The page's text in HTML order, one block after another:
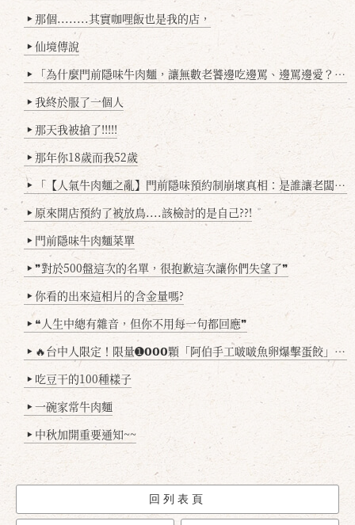
▶ 那個........其實咖哩飯也是我的店，
▶ 仙境傳說
▶ 「為什麼門前隱味牛肉麵，讓無數老饕邊吃邊罵、邊罵邊愛？小辣雞揭密！」
▶ 我終於服了一個人
▶ 那天我被搶了!!!!!
▶ 那年你18歲而我52歲
▶ 「【人氣牛肉麵之亂】門前隱味預約制崩壞真相：是誰讓老闆心灰意冷？」
▶ 原來開店預約了被放鳥....該檢討的是自己??!
▶ 門前隱味牛肉麵菜單
▶ ❞對於500盤這次的名單，很抱歉這次讓你們失望了❞
▶ 你看的出來這相片的含金量嗎?
▶ ❝人生中總有雜音，但你不用每一句都回應❞
▶ 🔥台中人限定！限量➊𝟬𝟬𝟬顆「阿伯手工啵啵魚卵爆擊蛋餃」台北已被搶爆2萬顆，最後名額門前隱味只留給你！🥟💥
▶ 吃豆干的100種樣子
▶ 一碗家常牛肉麵
▶ 中秋加開重要通知~~
回列表頁